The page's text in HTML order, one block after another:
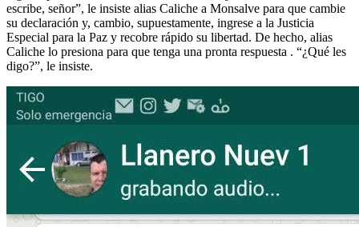
escribe, señor”, le insiste alias Caliche a Monsalve para que cambie
su declaración y, cambio, supuestamente, ingrese a la Justicia
Especial para la Paz y recobre rápido su libertad. De hecho, alias
Caliche lo presiona para que tenga una pronta respuesta . “¿Qué les
digo?”, le insiste.